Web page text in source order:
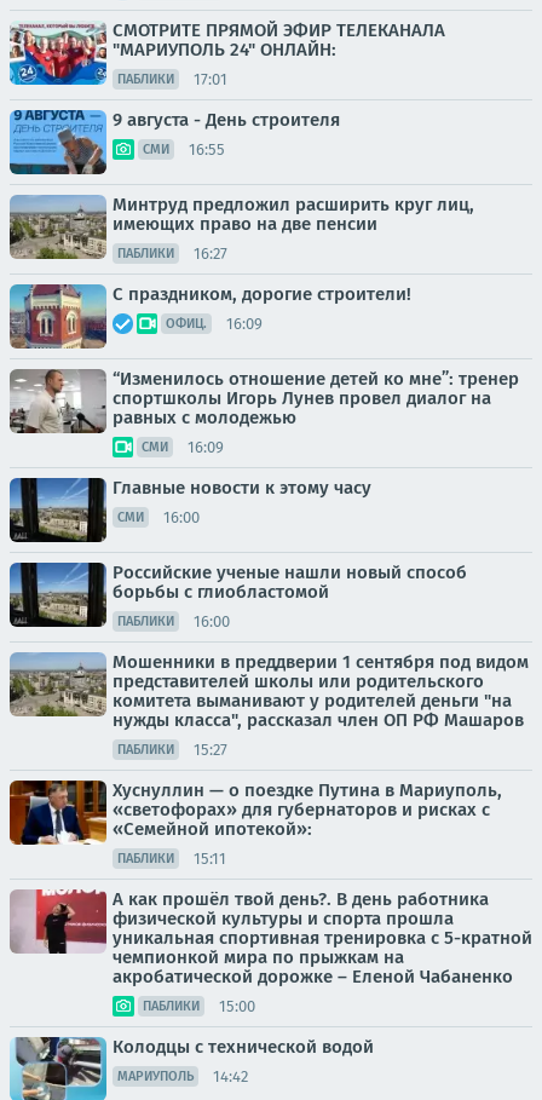
СМОТРИТЕ ПРЯМОЙ ЭФИР ТЕЛЕКАНАЛА
"МАРИУПОЛЬ 24" ОНЛАЙН:
ПАБЛИКИ 17:01
9 августа - День строителя
СМИ 16:55
Минтруд предложил расширить круг лиц,
имеющих право на две пенсии
ПАБЛИКИ 16:27
С праздником, дорогие строители!
ОФИЦ. 16:09
“Изменилось отношение детей ко мне”: тренер
спортшколы Игорь Лунев провел диалог на
равных с молодежью
СМИ 16:09
Главные новости к этому часу
СМИ 16:00
Российские ученые нашли новый способ
борьбы с глиобластомой
ПАБЛИКИ 16:00
Мошенники в преддверии 1 сентября под видом
представителей школы или родительского
комитета выманивают у родителей деньги "на
нужды класса", рассказал член ОП РФ Машаров
ПАБЛИКИ 15:27
Хуснуллин — о поездке Путина в Мариуполь,
«светофорах» для губернаторов и рисках с
«Семейной ипотекой»:
ПАБЛИКИ 15:11
А как прошёл твой день?. В день работника
физической культуры и спорта прошла
уникальная спортивная тренировка с 5-кратной
чемпионкой мира по прыжкам на
акробатической дорожке – Еленой Чабаненко
ПАБЛИКИ 15:00
Колодцы с технической водой
МАРИУПОЛЬ 14:42